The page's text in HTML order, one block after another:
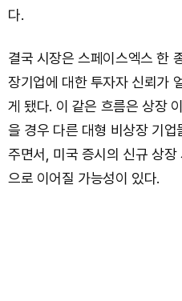
다.
결국 시장은 스페이스엑스 한
장기업에 대한 투자자 신뢰가
게 됐다. 이 같은 흐름은 상장
을 경우 다른 대형 비상장 기
주면서, 미국 증시의 신규 상
으로 이어질 가능성이 있다.